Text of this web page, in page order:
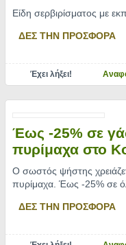
Είδη σερβιρίσματος με
ΔΕΣ ΤΗΝ ΠΡΟΣΦΟΡΑ
Έχει λήξει!
Έως -25% σε
πυρίμαχα στο
Ο σωστός ψήστης
πυρίμαχα. Έως -25% σε
ΔΕΣ ΤΗΝ ΠΡΟΣΦΟΡΑ